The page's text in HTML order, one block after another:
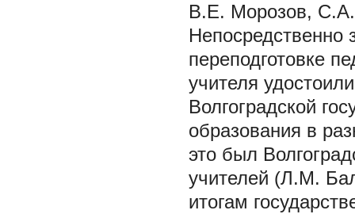
В.Е. Морозов,
Непосредственно
переподготовке
учителя
Волгоградской
образования в
это был
учителей (Л.М.
итогам